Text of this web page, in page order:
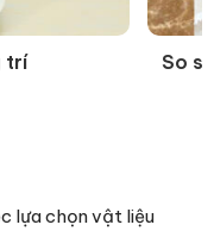
trí So
lựa chọn vật liệu